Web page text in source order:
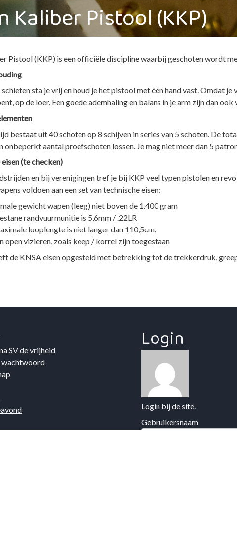
Kaliber Pistool (KKP)
Pistool (KKP) is een officiële discipline waarbij geschoten wordt
sta je vrij en houd je het pistool met één hand vast. Omdat
op de loer. Een goede ademhaling en balans in je arm zijn dan
bestaat uit 40 schoten op 8 schijven in series van 5 schoten. De
onbeperkt aantal proefschoten lossen. Je mag niet meer dan 5
eisen (te checken)
en bij verenigingen tref je bij KKP veel typen pistolen en
voldoen aan een set van technische eisen:
gewicht wapen (leeg) niet boven de 1.400 gram
randvuurmunitie is 5,6mm / .22LR
looplengte is niet langer dan 110,5cm.
open vizieren, zoals keep / korrel zijn toegestaan
de KNSA eisen opgesteld met betrekking tot de trekkerdruk,
SV de vrijheid
wachtwoord
Login
Login bij de site.
Gebruikersnaam